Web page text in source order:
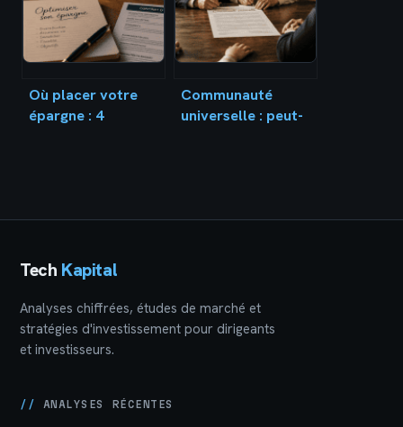
Où placer votre
épargne : 4
rendements
Communauté
universelle : peut-
Tech Kapital
Analyses chiffrées, études de marché et
stratégies d'investissement pour dirigeants
et investisseurs.
// ANALYSES RÉCENTES